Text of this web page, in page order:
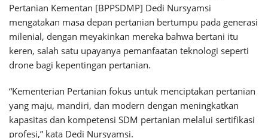
Pertanian Kementan [BPPSDMP] Dedi Nursyamsi
mengatakan masa depan pertanian bertumpu pada generasi
milenial, dengan meyakinkan mereka bahwa bertani itu
keren, salah satu upayanya pemanfaatan teknologi seperti
drone bagi kepentingan pertanian.
“Kementerian Pertanian fokus untuk menciptakan pertanian
yang maju, mandiri, dan modern dengan meningkatkan
kapasitas dan kompetensi SDM pertanian melalui sertifikasi
profesi,” kata Dedi Nursyamsi.